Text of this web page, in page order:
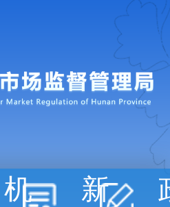
机 新